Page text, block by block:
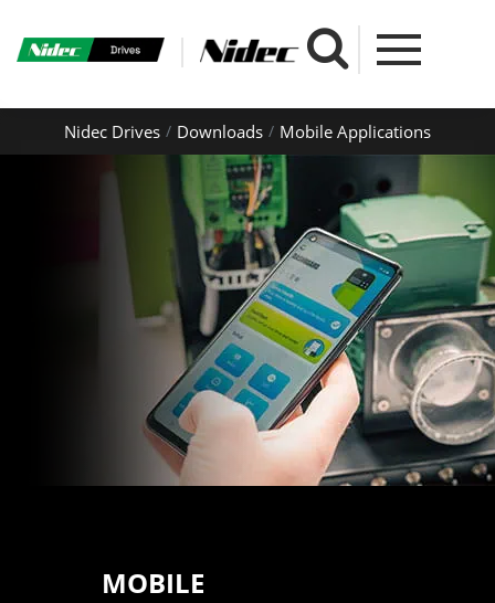
Nidec Drives Downloads Mobile Applications
MOBILE